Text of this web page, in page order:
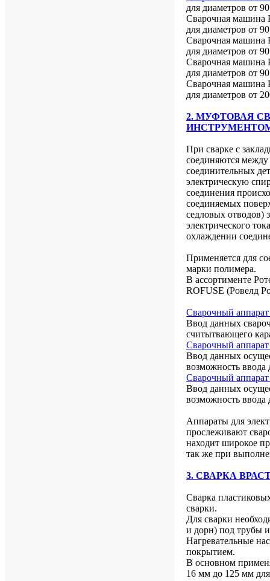
для диаметров от
Сварочная
для диаметров от
Сварочная
для диаметров от
Сварочная
для диаметров от
Сварочная
для диаметров от
2. МУФТОВАЯ
При сварке с
соединяются
соединительных
электрическую
соединения
соединяемых
седловых отводов)
электрического
охлаждении
Применяется для
марки полимера.
В ассортименте
ROFUSE (Ровелд
Сварочный
Ввод данных
считытвающего
Сварочный
Ввод данных
возможность
Сварочный
Ввод данных
возможность
Аппараты для
прослеживают
находит широкое
так же при
3. СВАРКА
Сварка
сварки.
Для сварки
и дорн) под трубы
Нагревательные
покрытием.
В основном
16 мм до 125 мм